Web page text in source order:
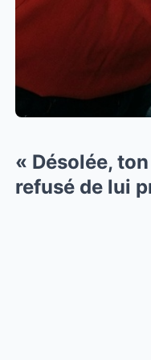
« Désolée,
refusé de lui